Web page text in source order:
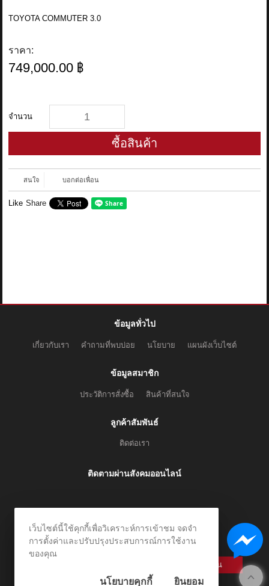
TOYOTA COMMUTER 3.0
ราคา:
749,000.00 ฿
จำนวน
ซื้อสินค้า
สนใจ บอกต่อเพื่อน
Like Share
ข้อมูลทั่วไป
เกี่ยวกับเรา คำถามที่พบบ่อย นโยบาย แผนผังเว็บไซต์
ข้อมูลสมาชิก
ประวัติการสั่งซื้อ สินค้าที่สนใจ
ลูกค้าสัมพันธ์
ติดต่อเรา
ติดตามผ่านสังคมออนไลน์
สมัครรับข่าวสาร
ลงทะเบียนเพื่อรับข้อเสนอและส่วนลดพิเศษ
ลงทะเบียน
เว็บไซต์นี้ใช้คุกกี้เพื่อวิเคราะห์การเข้าชม จดจำ
การตั้งค่าและปรับปรุงประสบการณ์การใช้งาน
ของคุณ
นโยบายคุกกี้ ยินยอม